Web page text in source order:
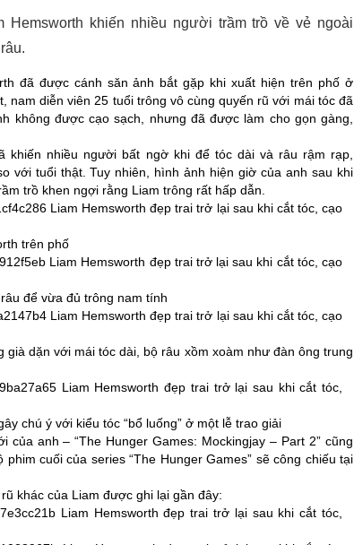
Hemsworth khiến nhiều người trầm trồ về vẻ ngoài
đã được cánh săn ảnh bắt gặp khi xuất hiện trên phố ở
nam diễn viên 25 tuổi trông vô cùng quyến rũ với mái tóc đã
không được cạo sạch, nhưng đã được làm cho gọn gàng,
khiến nhiều người bất ngờ khi để tóc dài và râu rậm rạp,
với tuổi thật. Tuy nhiên, hình ảnh hiện giờ của anh sau khi
trồ khen ngợi rằng Liam trông rất hấp dẫn.
trên phố
để vừa đủ trông nam tính
già dặn với mái tóc dài, bộ râu xồm xoàm như đàn ông trung
chú ý với kiểu tóc “bổ luống” ở một lễ trao giải
của anh – “The Hunger Games: Mockingjay – Part 2” cũng
cuối của series “The Hunger Games” sẽ công chiếu tại
khác của Liam được ghi lại gần đây: